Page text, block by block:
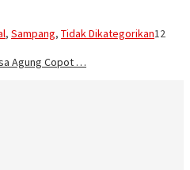
, Sampang, Tidak Dikategorikan12
Agung Copot …